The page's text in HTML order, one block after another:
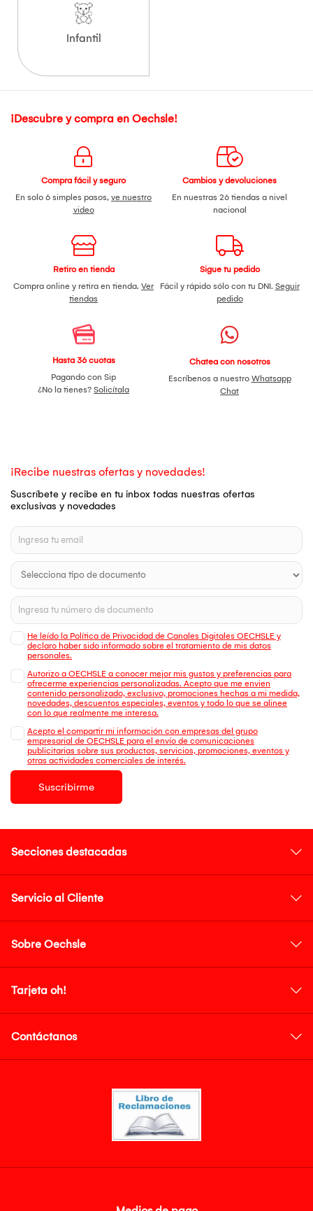
Infantil
¡Descubre y compra en Oechsle!
Compra fácil y seguro
En solo 6 simples pasos, ve nuestro
video
Cambios y devoluciones
En nuestras 26 tiendas a nivel
nacional
Retiro en tienda
Compra online y retira en tienda. Ver
tiendas
Sigue tu pedido
Fácil y rápido sólo con tu DNI. Seguir
pedido
Hasta 36 cuotas
Pagando con Sip
¿No la tienes? Solicítala
Chatea con nosotros
Escríbenos a nuestro Whatsapp
Chat
¡Recibe nuestras ofertas y novedades!
Suscríbete y recibe en tu inbox todas nuestras ofertas
exclusivas y novedades
He leído la Política de Privacidad de Canales Digitales OECHSLE y
declaro haber sido informado sobre el tratamiento de mis datos
personales.
Autorizo a OECHSLE a conocer mejor mis gustos y preferencias para
ofrecerme experiencias personalizadas. Acepto que me envien
contenido personalizado, exclusivo, promociones hechas a mi medida,
novedades, descuentos especiales, eventos y todo lo que se alinee
con lo que realmente me interesa.
Acepto el compartir mi información con empresas del grupo
empresarial de OECHSLE para el envío de comunicaciones
publicitarias sobre sus productos, servicios, promociones, eventos y
otras actividades comerciales de interés.
Suscribirme
Secciones destacadas
Servicio al Cliente
Sobre Oechsle
Tarjeta oh!
Contáctanos